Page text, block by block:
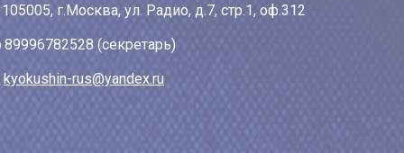
г.Москва, ул. Радио, д.7, стр.1, оф.312
89996782528 (секретарь)
kyokushin-rus@yandex.ru